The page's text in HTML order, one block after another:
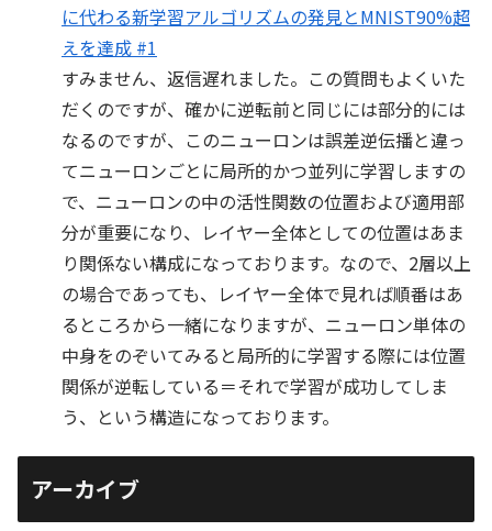
に代わる新学習アルゴリズムの発見とMNIST90%超
えを達成 #1
すみません、返信遅れました。この質問もよくいた
だくのですが、確かに逆転前と同じには部分的には
なるのですが、このニューロンは誤差逆伝播と違っ
てニューロンごとに局所的かつ並列に学習しますの
で、ニューロンの中の活性関数の位置および適用部
分が重要になり、レイヤー全体としての位置はあま
り関係ない構成になっております。なので、2層以上
の場合であっても、レイヤー全体で見れば順番はあ
るところから一緒になりますが、ニューロン単体の
中身をのぞいてみると局所的に学習する際には位置
関係が逆転している＝それで学習が成功してしま
う、という構造になっております。
アーカイブ